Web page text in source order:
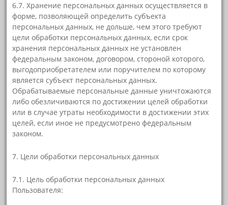
6.7. Хранение персональных данных осуществляется в
форме, позволяющей определить субъекта
персональных данных, не дольше, чем этого требуют
цели обработки персональных данных, если срок
хранения персональных данных не установлен
федеральным законом, договором, стороной которого,
выгодоприобретателем или поручителем по которому
является субъект персональных данных.
Обрабатываемые персональные данные уничтожаются
либо обезличиваются по достижении целей обработки
или в случае утраты необходимости в достижении этих
целей, если иное не предусмотрено федеральным
законом.
7. Цели обработки персональных данных
7.1. Цель обработки персональных данных
Пользователя: